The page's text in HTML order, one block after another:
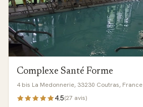
Complexe Santé Forme
4 bis La Medonnerie, 33230 Coutras, France
4.5(27 avis)